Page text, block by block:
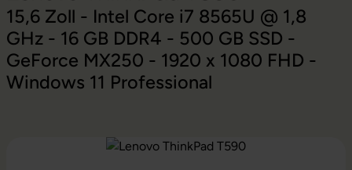
15,6 Zoll - Intel Core i7 8565U @ 1,8
GHz - 16 GB DDR4 - 500 GB SSD -
GeForce MX250 - 1920 x 1080 FHD -
Windows 11 Professional
Bildergalerie überspringen